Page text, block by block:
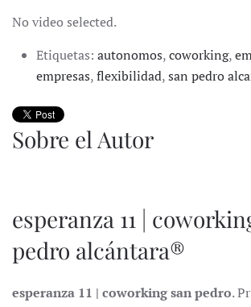
No video selected.
Etiquetas: autonomos,coworking,
empresas,flexibilidad,san pedro
Sobre el Autor
esperanza 11 |
pedro alcántara®
esperanza 11 | coworking san pedro.